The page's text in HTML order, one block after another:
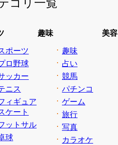
ゴリ一覧
ポーツ
ロ野球
ッカー
ニス
ィギュア
ケート
ットサル
球
趣味
趣味
占い
競馬
パチンコ
ゲーム
旅行
写真
カラオケ
美容